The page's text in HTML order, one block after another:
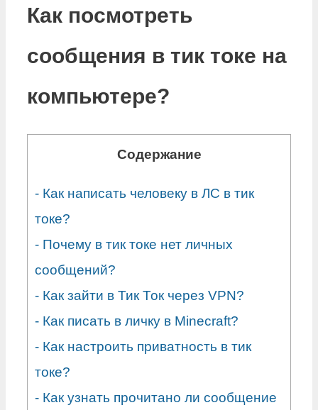
Как посмотреть
сообщения в тик токе на
компьютере?
Содержание
- Как написать человеку в ЛС в тик
токе?
- Почему в тик токе нет личных
сообщений?
- Как зайти в Тик Ток через VPN?
- Как писать в личку в Minecraft?
- Как настроить приватность в тик
токе?
- Как узнать прочитано ли сообщение